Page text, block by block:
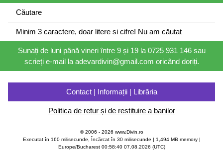
Căutare
Minim 3 caractere, doar litere si cifre! Nu am căutat
Sunați de luni până vineri între 9 și 19 la 0725 931 146 sau
scrieți e-mail la adevardivin@gmail.com oricând doriți.
Contact | Informații | Librăria
Politica de retur și de restituire a banilor
© 2006 - 2026 www.Divin.ro
Executat în 160 milisecunde, Încărcat în 30milisecunde | 1,494 MB memory |
Europe/Bucharest 00:58:40 07.08.2026 (UTC)